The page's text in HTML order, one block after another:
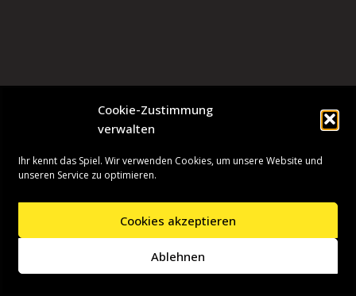
Cookie-Zustimmung
verwalten
Ihr kennt das Spiel. Wir verwenden Cookies, um unsere Website und
unseren Service zu optimieren.
Cookies akzeptieren
Ablehnen
| Präsentiert vonWordPress
Presseinformationen